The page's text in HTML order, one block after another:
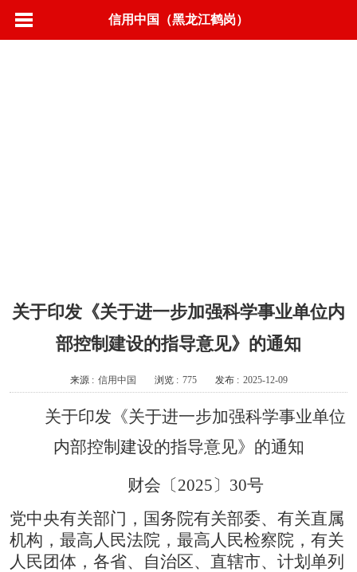
信用中国（黑龙江鹤岗）
关于印发《关于进一步加强科学事业单位内
部控制建设的指导意见》的通知
来源 : 信用中国 浏览 : 775 发布 : 2025-12-09
关于印发《关于进一步加强科学事业单位
内部控制建设的指导意见》的通知
财会〔2025〕30号
党中央有关部门，国务院有关部委、有关直属
机构，最高人民法院，最高人民检察院，有关
人民团体，各省、自治区、直辖市、计划单列